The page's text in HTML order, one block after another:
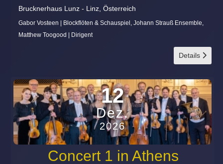
Brucknerhaus Lunz - Linz, Österreich
Gabor Vosteen | Blockflöten & Schauspiel, Johann Strauß Ensemble,
Matthew Toogood | Dirigent
Details
12
Dez.
2026
Concert 1 in Athens